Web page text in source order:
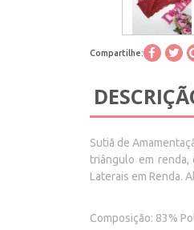
Compartilhe:
Sutiã de
triângulo em renda,
Laterais em Renda.
Composição: 83%